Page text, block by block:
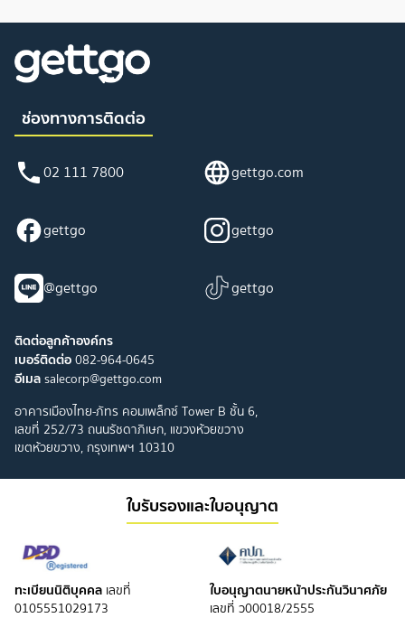
ช่องทางการติดต่อ
02 111 7800 gettgo.com
gettgo gettgo
@gettgo gettgo
ติดต่อลูกค้าองค์กร
เบอร์ติดต่อ082-964-0645
อีเมลsalecorp@gettgo.com
อาคารเมืองไทย-ภัทร คอมเพล็กซ์ Tower B ชั้น 6,
เลขที่ 252/73 ถนนรัชดาภิเษก, แขวงห้วยขวาง
เขตห้วยขวาง, กรุงเทพฯ 10310
ใบรับรองและใบอนุญาต
ทะเบียนนิติบุคคล เลขที่
0105551029173
ใบอนุญาตนายหน้าประกันวินาศภัย
เลขที่ ว00018/2555